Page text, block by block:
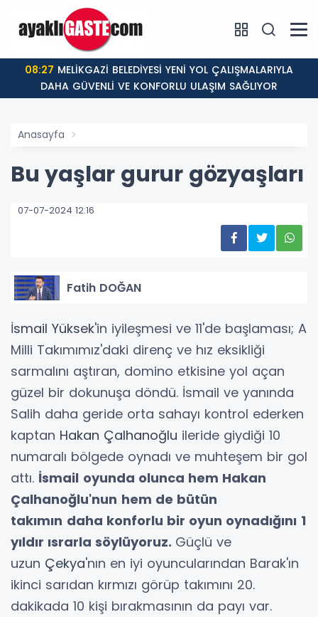
08:27
DAHA GÜVENLİ VE KONFORLU ULAŞIM SAĞLIYOR
Anasayfa
Bu yaşlar gurur gözyaşları
07-07-2024 12:16
Fatih DOĞAN
İsmail Yüksek'in iyileşmesi ve 11'de başlaması; A
Milli Takımımız'daki direnç ve hız eksikliği
sarmalını aştıran, domino etkisine yol açan
güzel bir dokunuşa döndü. İsmail ve yanında
Salih daha geride orta sahayı kontrol ederken
kaptan Hakan Çalhanoğlu ileride giydiği 10
numaralı bölgede oynadı ve muhteşem bir gol
attı. İsmail oyunda olunca hem Hakan
Çalhanoğlu'nun hem de bütün
takımın daha konforlu bir oyun oynadığını 1
yıldır ısrarla söylüyoruz. Güçlü ve
uzun Çekya'nın en iyi oyuncularından Barak'ın
ikinci sarıdan kırmızı görüp takımını 20.
dakikada 10 kişi bırakmasının da payı var.